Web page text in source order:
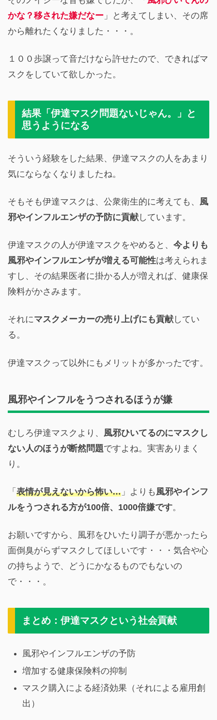
かな？移された嫌だなー 」と考えてしまい、その席
から離れたくなりました・・・。
１００歩譲って音だけなら許せたので、できればマ
スクをしていて欲しかった。
結果「伊達マスク問題ないじゃん。」と
思うようになる
そういう経験をした結果、伊達マスクの人をあまり
気にならなくなりましたね。
そもそも伊達マスクは、公衆衛生的に考えても、 風
邪やインフルエンザの予防に貢献 しています。
伊達マスクの人が伊達マスクをやめると、 今よりも
風邪やインフルエンザが増える可能性は考えられま
すし、その結果医者に掛かる人が増えれば、健康保
険料がかさみます。
それにマスクメーカーの売り上げにも貢献 してい
る。
伊達マスクって以外にもメリットが多かったです。
風邪やインフルをうつされるほうが嫌
むしろ伊達マスクより、 風邪ひいてるのにマスクし
ない人のほうが断然問題ですよね。実害ありまく
り。
「 表情が見えないから怖い… 」よりも 風邪やインフ
ルをうつされる方が100倍、1000倍嫌です。
お願いですから、風邪をひいたり調子が悪かったら
面倒臭がらずマスクしてほしいです・・・気合や心
の持ちようで、どうにかなるものでもないの
で・・・。
まとめ：伊達マスクという社会貢献
風邪やインフルエンザの予防
増加する健康保険料の抑制
マスク購入による経済効果（それによる雇用創
出）